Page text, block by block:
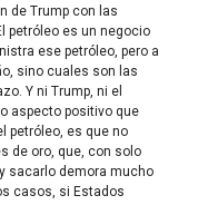
de Trump con las
petróleo es un negocio
ese petróleo, pero a
sino cuales son las
Y ni Trump, ni el
aspecto positivo que
petróleo, es que no
de oro, que, con solo
sacarlo demora mucho
casos, si Estados